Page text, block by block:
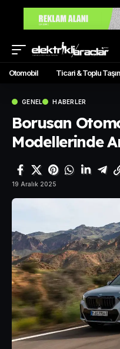
Otomobil Ticari & Toplu
GENEL HABERLER
Borusan
Modellerinde
19 Aralık 2025